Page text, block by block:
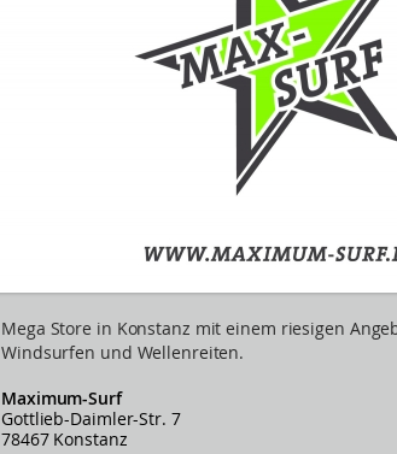
Mega Store in Konstanz mit einem riesigen
Windsurfen und Wellenreiten.
Maximum-Surf
Gottlieb-Daimler-Str. 7
78467 Konstanz